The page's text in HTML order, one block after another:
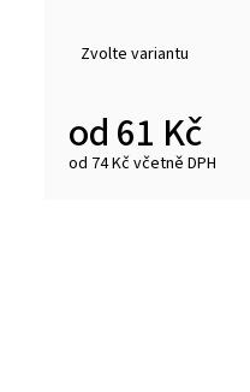
Zvolte variantu
od61 Kč
od 74 Kčvčetně DPH